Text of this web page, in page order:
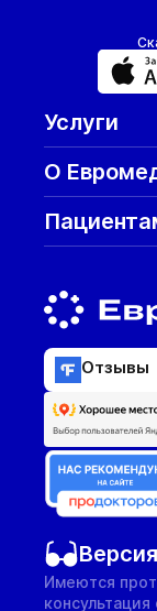
Услуги
О
Отзывы
Имеются
консультация